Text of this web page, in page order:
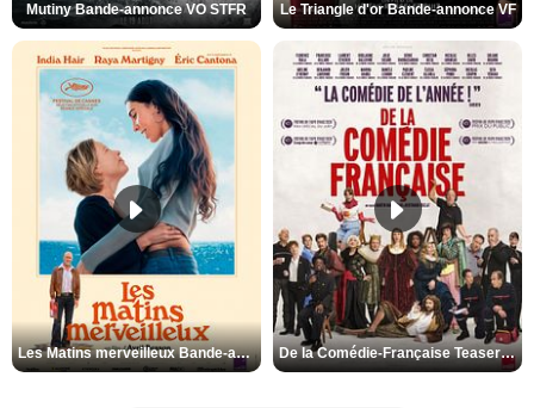
Mutiny Bande-annonce VO STFR Le Triangle d'or Bande-annonce VF
Les Matins merveilleux Bande-annonce VF De la Comédie-Française Teaser VF